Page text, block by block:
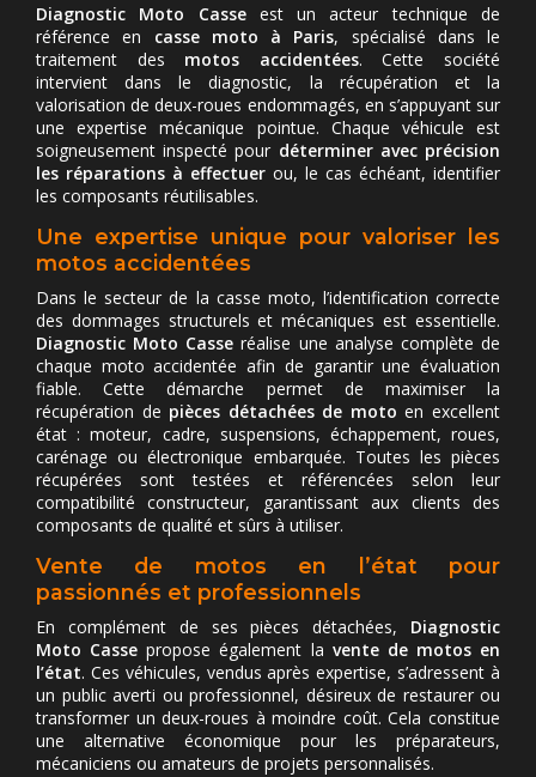
Diagnostic Moto Casseest un acteur technique de
référence en casse moto à Paris, spécialisé dans le
traitement des motos accidentées. Cette société
intervient dans le diagnostic, la récupération et la
valorisation de deux-roues endommagés, en s’appuyant sur
une expertise mécanique pointue. Chaque véhicule est
soigneusement inspecté pour déterminer avec précision
les réparations à effectuer ou, le cas échéant, identifier
les composants réutilisables.
Une expertise unique pour valoriser les
motos accidentées
Dans le secteur de la casse moto, l’identification correcte
des dommages structurels et mécaniques est essentielle.
Diagnostic Moto Casseréalise une analyse complète de
chaque moto accidentée afin de garantir une évaluation
fiable. Cette démarche permet de maximiser la
récupération de pièces détachées de moto en excellent
état : moteur, cadre, suspensions, échappement, roues,
carénage ou électronique embarquée. Toutes les pièces
récupérées sont testées et référencées selon leur
compatibilité constructeur, garantissant aux clients des
composants de qualité et sûrs à utiliser.
Vente de motos en l’état pour
passionnés et professionnels
En complément de ses pièces détachées, Diagnostic
Moto Casse propose également la vente de motos en
l’état. Ces véhicules, vendus après expertise, s’adressent à
un public averti ou professionnel, désireux de restaurer ou
transformer un deux-roues à moindre coût. Cela constitue
une alternative économique pour les préparateurs,
mécaniciens ou amateurs de projets personnalisés.